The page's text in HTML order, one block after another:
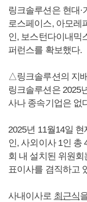
링크솔루션은 현대·
로스페이스, 아모레
인, 보스턴다이내믹
퍼런스를 확보했다.
△링크솔루션의 지
링크솔루션은 2025
사나 종속기업은 없
2025년 11월14일
인, 사외이사 1인 총
회 내 설치된 위원
표이사를 겸직하고
사내이사로 최근식